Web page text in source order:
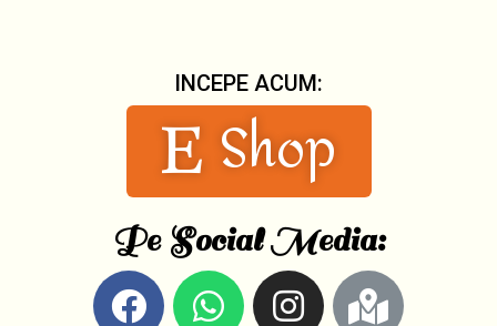
INCEPE ACUM:
Shop
Pe Social Media: